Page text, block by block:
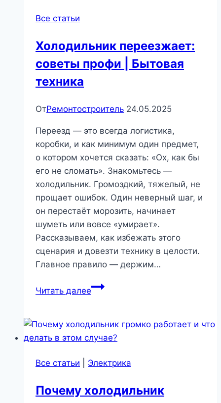
Все статьи
Холодильник переезжает:
советы профи | Бытовая
техника
ОтРемонтостроитель 24.05.2025
Переезд — это всегда логистика,
коробки, и как минимум один предмет,
о котором хочется сказать: «Ох, как бы
его не сломать». Знакомьтесь —
холодильник. Громоздкий, тяжелый, не
прощает ошибок. Один неверный шаг, и
он перестаёт морозить, начинает
шуметь или вовсе «умирает».
Рассказываем, как избежать этого
сценария и довезти технику в целости.
Главное правило — держим…
Читать далееХолодильник
профи
|
техника
Все статьи Электрика
Почему холодильник